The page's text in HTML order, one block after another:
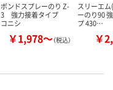
ボンドスプレーのり Z-
3 強力接着タイプ
コニシ
￥1,978～（税込）
スリーエ
ーのり90
プ 430…
￥